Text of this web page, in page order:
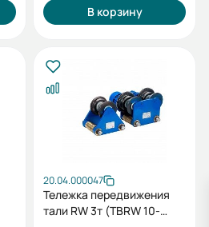
В корзину
20.04.000047
Тележка передвижения
тали RW 3т (TBRW 10-